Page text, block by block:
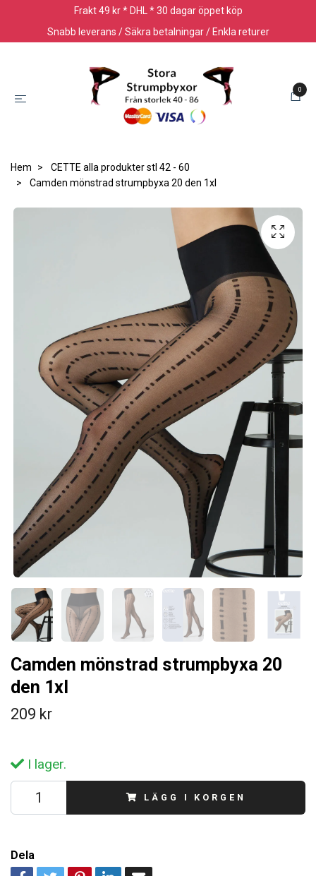
Frakt 49 kr * DHL * 30 dagar öppet köp
Snabb leverans / Säkra betalningar / Enkla returer
0
Hem
CETTE alla produkter stl 42 - 60
Camden mönstrad strumpbyxa 20 den 1xl
Camden mönstrad strumpbyxa 20
den 1xl
209 kr
I lager.
LÄGG I KORGEN
Dela